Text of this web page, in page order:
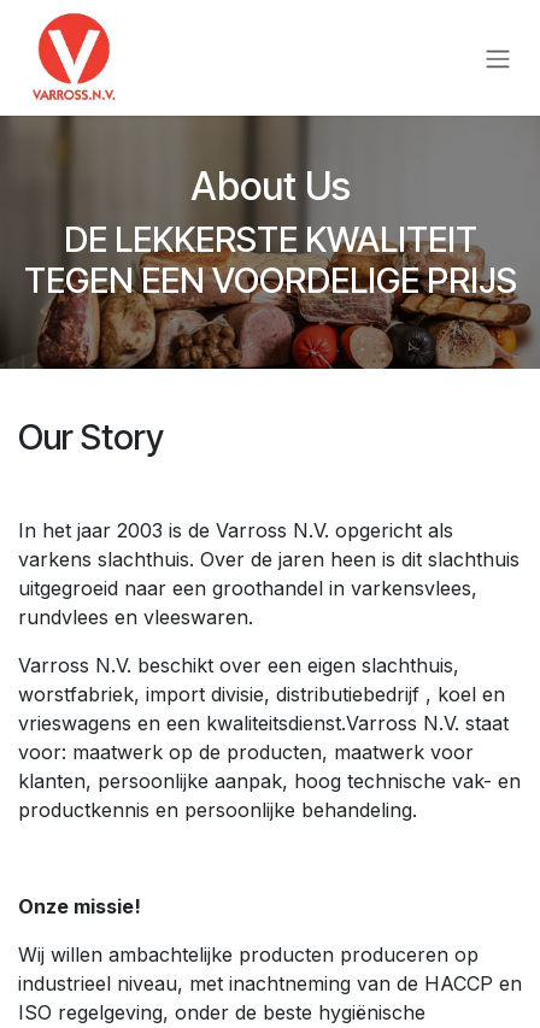
Skip to Content
About Us
DE LEKKERSTE KWALITEIT
TEGEN EEN VOORDELIGE PRIJS
Our Story
In het jaar 2003 is de Varross N.V. opgericht als
varkens slachthuis. Over de jaren heen is dit slachthuis
uitgegroeid naar een groothandel in varkensvlees,
rundvlees en vleeswaren.
Varross N.V. beschikt over een eigen slachthuis,
worstfabriek, import divisie, distributiebedrijf , koel en
vrieswagens en een kwaliteitsdienst.Varross N.V. staat
voor: maatwerk op de producten, maatwerk voor
klanten, persoonlijke aanpak, hoog technische vak- en
productkennis en persoonlijke behandeling.
Onze missie!
Wij willen ambachtelijke producten produceren op
industrieel niveau, met inachtneming van de HACCP en
ISO regelgeving, onder de beste hygiënische